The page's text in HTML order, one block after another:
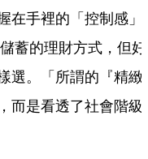
在手裡的「控制感」
蓄的理財方式，但好
選。「所謂的『精緻
而是看透了社會階級